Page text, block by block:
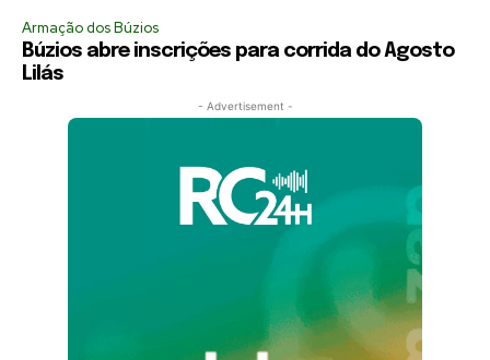
Armação dos Búzios
Búzios abre inscrições para corrida do Agosto
Lilás
- Advertisement -